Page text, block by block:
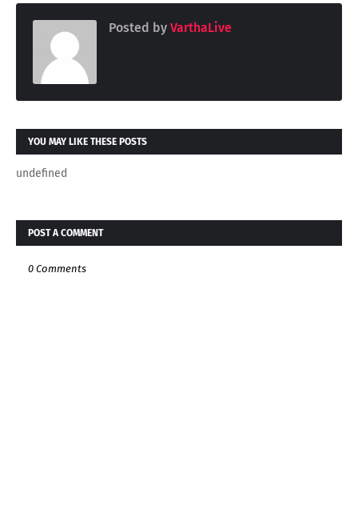
Posted by VarthaLive
YOU MAY LIKE THESE POSTS
undefined
POST A COMMENT
0 Comments